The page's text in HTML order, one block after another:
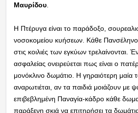
Μαυρίδου.
Η Πτέρυγα είναι το παράδοξο,
νοσοκομείου κυήσεων. Κάθε
στις κοιλιές των εγκύων τρελαίνονται.
ασφαλείας ονειρεύεται πως είναι ο
μονόκλινο δωμάτιο. Η γηραιότερη μαία
αναρωτιέται, αν τα παιδιά μοιάζουν με
επιβεβλημένη Παναγία-κάδρο κάθε
παράξενη σκιά να επιτηρήσει τα